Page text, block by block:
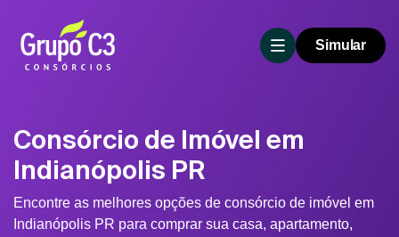
Simular
Consórcio de Imóvel em
Indianópolis PR
Encontre as melhores opções de consórcio de imóvel em
Indianópolis PR para comprar sua casa, apartamento,